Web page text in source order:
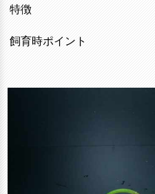
特徴
飼育時ポイント